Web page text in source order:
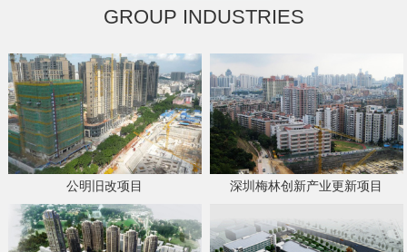
GROUP INDUSTRIES
公明旧改项目 深圳梅林创新产业更新项目